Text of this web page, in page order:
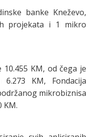
banke Kneževo,
projekata i 1 mikro
KM, od čega je
6.273 KM, Fondacija
mikrobiznisa
KM.